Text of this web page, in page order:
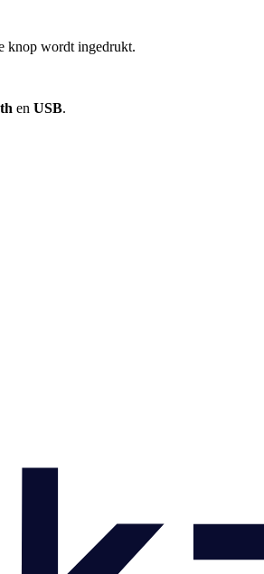
knop wordt ingedrukt.
en USB.